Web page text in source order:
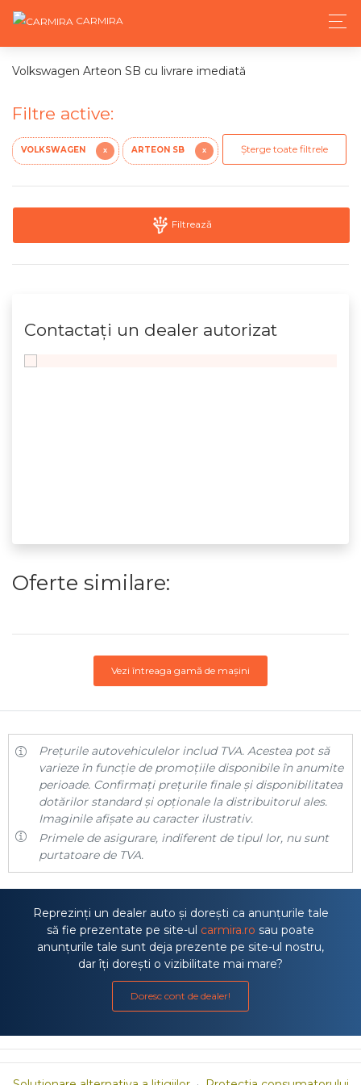
CARMIRA
Volkswagen Arteon SB cu livrare imediată
Filtre active:
VOLKSWAGEN X ARTEON SB X Șterge toate filtrele
Filtrează
Contactaţi un dealer autorizat
Oferte similare:
Vezi întreaga gamă de mașini
Prețurile autovehiculelor includ TVA. Acestea pot să
varieze în funcție de promoțiile disponibile în anumite
perioade. Confirmați prețurile finale și disponibilitatea
dotărilor standard și opționale la distribuitorul ales.
Imaginile afișate au caracter ilustrativ.
Primele de asigurare, indiferent de tipul lor, nu sunt
purtatoare de TVA.
Reprezinți un dealer auto și dorești ca anunțurile tale
să fie prezentate pe site-ul carmira.ro sau poate
anunțurile tale sunt deja prezente pe site-ul nostru,
dar îți dorești o vizibilitate mai mare?
Doresc cont de dealer!